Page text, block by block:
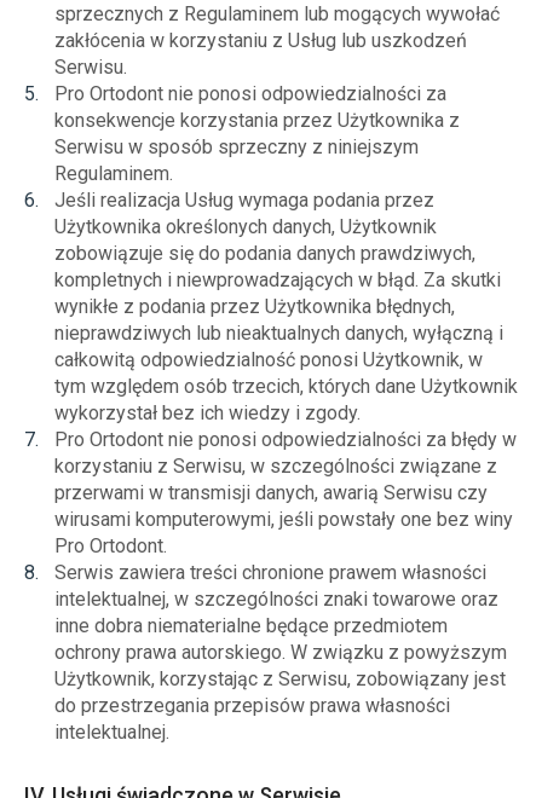
sprzecznych z Regulaminem lub mogących wywołać
zakłócenia w korzystaniu z Usług lub uszkodzeń
Serwisu.
Pro Ortodont nie ponosi odpowiedzialności za
konsekwencje korzystania przez Użytkownika z
Serwisu w sposób sprzeczny z niniejszym
Regulaminem.
Jeśli realizacja Usług wymaga podania przez
Użytkownika określonych danych, Użytkownik
zobowiązuje się do podania danych prawdziwych,
kompletnych i niewprowadzających w błąd. Za skutki
wynikłe z podania przez Użytkownika błędnych,
nieprawdziwych lub nieaktualnych danych, wyłączną i
całkowitą odpowiedzialność ponosi Użytkownik, w
tym względem osób trzecich, których dane Użytkownik
wykorzystał bez ich wiedzy i zgody.
Pro Ortodont nie ponosi odpowiedzialności za błędy w
korzystaniu z Serwisu, w szczególności związane z
przerwami w transmisji danych, awarią Serwisu czy
wirusami komputerowymi, jeśli powstały one bez winy
Pro Ortodont.
Serwis zawiera treści chronione prawem własności
intelektualnej, w szczególności znaki towarowe oraz
inne dobra niematerialne będące przedmiotem
ochrony prawa autorskiego. W związku z powyższym
Użytkownik, korzystając z Serwisu, zobowiązany jest
do przestrzegania przepisów prawa własności
intelektualnej.